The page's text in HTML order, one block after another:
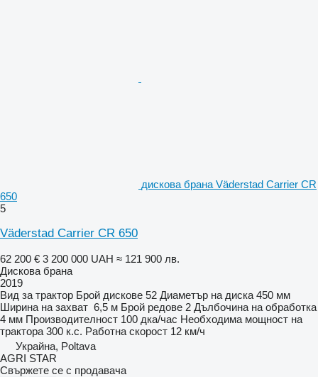
дискова брана Väderstad Carrier CR
650
5
Väderstad Carrier CR 650
62 200 € 3 200 000 UAH ≈ 121 900 лв.
Дискова брана
2019
Вид за трактор Брой дискове 52 Диаметър на диска 450 мм
Ширина на захват 6,5 м Брой редове 2 Дълбочина на обработка
4 мм Производителност 100 дка/час Необходима мощност на
трактора 300 к.с. Работна скорост 12 км/ч
Украйна, Poltava
AGRI STAR
Свържете се с продавача